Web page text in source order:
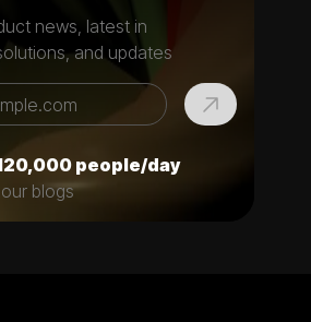
news, latest in
and updates
people/day
blogs